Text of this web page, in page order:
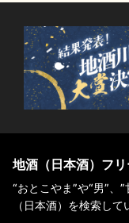
地酒（日本酒）フ
“おとこやま”や“男”、
（日本酒）を検索して